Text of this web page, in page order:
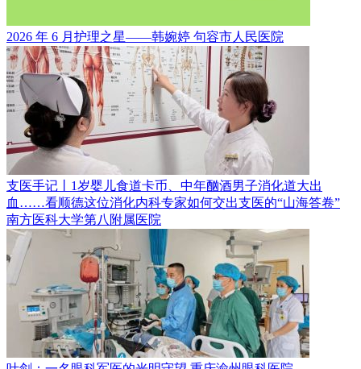
2026 年 6 月护理之星——韩婉婷 句容市人民医院
支医手记丨1岁婴儿食道卡币、中年酗酒男子消化道大出
血……看顺德这位消化内科专家如何交出支医的“山海答卷”
南方医科大学第八附属医院